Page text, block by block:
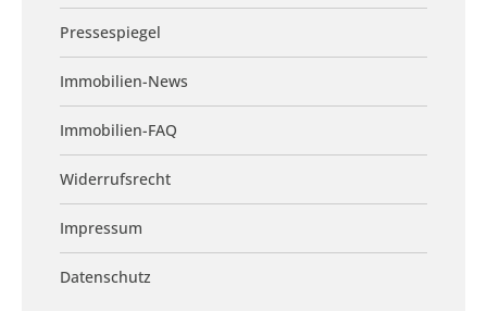
Pressespiegel
Immobilien-News
Immobilien-FAQ
Widerrufsrecht
Impressum
Datenschutz